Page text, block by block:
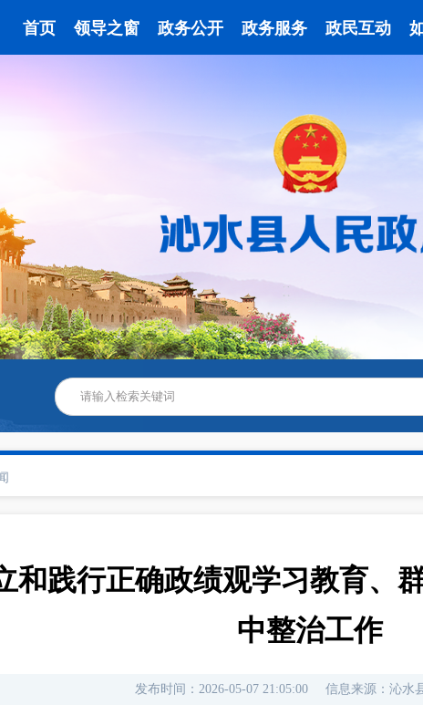
首页 领导之窗 政务公开 政务服务 政民互动
和践行正确政绩观学习教育、
中整治工作
发布时间： 2026-05-07 21:05:00 信息来源： 沁水